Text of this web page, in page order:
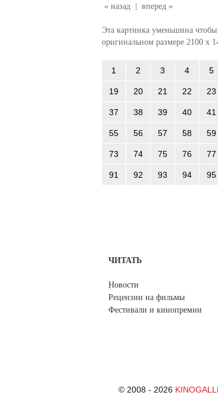
« назад вперед »
Эта картинка уменьшина чтобы
оригинальном размере 2100 x
1 2 3 4 5
19 20 21 22 23
37 38 39 40 41
55 56 57 58 59
73 74 75 76 77
91 92 93 94 95
ЧИТАТЬ
Новости
Рецензии на фильмы
Фестивали и кинопремии
© 2008 - 2026